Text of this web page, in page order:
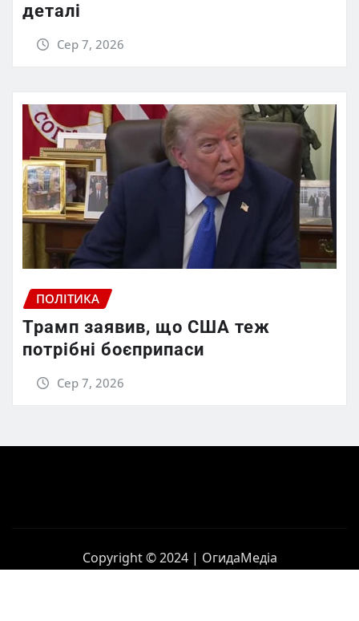
деталі
Сер 7, 2026
ПОЛІТИКА
Трамп заявив, що США теж
потрібні боєприпаси
Сер 7, 2026
Copyright © 2024 | ОгидаМедіа